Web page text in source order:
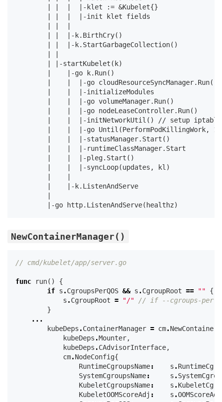
        | |  |  |-klet := &Kubelet{}
        | |  |  |-init klet fields
        | |  |-k.BirthCry()
        | |  |-k.StartGarbageCollection()
| |-startKubelet(k)
|    |-go k.Run()
        |    |  |-go cloudResourceSyncManager.Run()
        |    |  |-initializeModules
        |    |  |-go volumeManager.Run()
        |    |  |-go nodeLeaseController.Run()
|    |  |-initNetworkUtil() // setup
|    |  |-go Until(PerformPodKillingWork,
        |    |  |-statusManager.Start()
        |    |  |-runtimeClassManager.Start
        |    |  |-pleg.Start()
|    |  |-syncLoop(updates, kl)
        |    |-k.ListenAndServe
NewContainerManager()
// cmd/kubelet/app/server.go
func run()
{
if s .CgroupsPerQOS && s .CgroupRoot == ""
{
s .CgroupRoot = "/"
// if --cgroups-per-
}
...
kubeDeps .ContainerManager = cm.
kubeDeps .Mounter,
kubeDeps .CAdvisorInterface,
cm.NodeConfig{
RuntimeCgroupsName: s .
SystemCgroupsName: s .
KubeletCgroupsName: s .
KubeletOOMScoreAdj : s .OOMScoreAdj